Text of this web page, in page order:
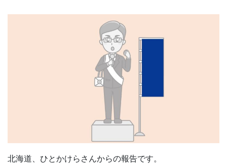
北海道、ひとかけらさんからの報告です。